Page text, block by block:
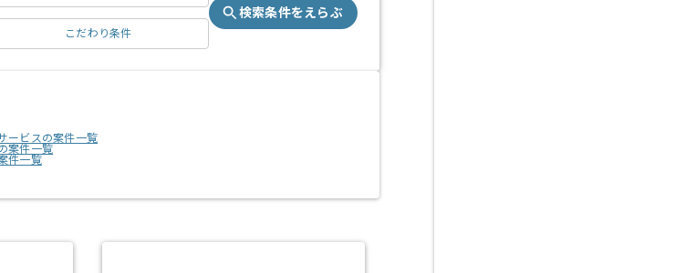
こだわり条件
検索条件をえらぶ
ービスの案件一覧
案件一覧
件一覧